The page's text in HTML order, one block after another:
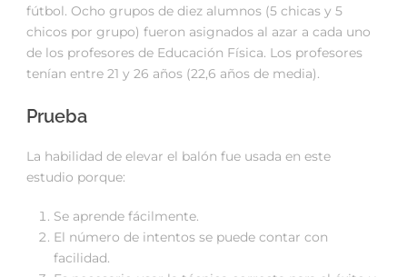
fútbol. Ocho grupos de diez alumnos (5 chicas y 5
chicos por grupo) fueron asignados al azar a cada uno
de los profesores de Educación Física. Los profesores
tenían entre 21 y 26 años (22,6 años de media).
Prueba
La habilidad de elevar el balón fue usada en este
estudio porque:
Se aprende fácilmente.
El número de intentos se puede contar con
facilidad.